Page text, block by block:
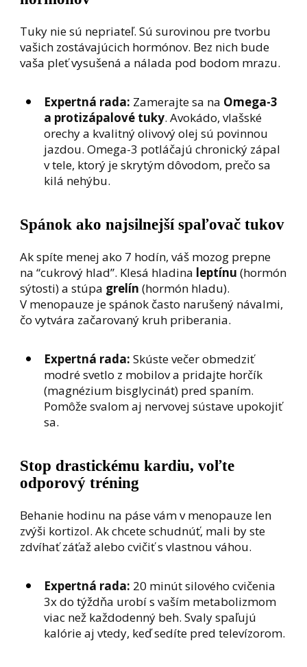
Tuky nie sú nepriateľ. Sú surovinou pre tvorbu
vašich zostávajúcich hormónov. Bez nich bude
vaša pleť vysušená a nálada pod bodom mrazu.
Expertná rada: Zamerajte sa na Omega-3
a protizápalové tuky. Avokádo, vlašské
orechy a kvalitný olivový olej sú povinnou
jazdou. Omega-3 potláčajú chronický zápal
v tele, ktorý je skrytým dôvodom, prečo sa
kilá nehýbu.
Spánok ako najsilnejší spaľovač tukov
Ak spíte menej ako 7 hodín, váš mozog prepne
na “cukrový hlad”. Klesá hladina leptínu (hormón
sýtosti) a stúpa grelín (hormón hladu).
V menopauze je spánok často narušený návalmi,
čo vytvára začarovaný kruh priberania.
Expertná rada: Skúste večer obmedziť
modré svetlo z mobilov a pridajte horčík
(magnézium bisglycinát) pred spaním.
Pomôže svalom aj nervovej sústave upokojiť
sa.
Stop drastickému kardiu, voľte
odporový tréning
Behanie hodinu na páse vám v menopauze len
zvýši kortizol. Ak chcete schudnúť, mali by ste
zdvíhať záťaž alebo cvičiť s vlastnou váhou.
Expertná rada: 20 minút silového cvičenia
3x do týždňa urobí s vaším metabolizmom
viac než každodenný beh. Svaly spaľujú
kalórie aj vtedy, keď sedíte pred televízorom.